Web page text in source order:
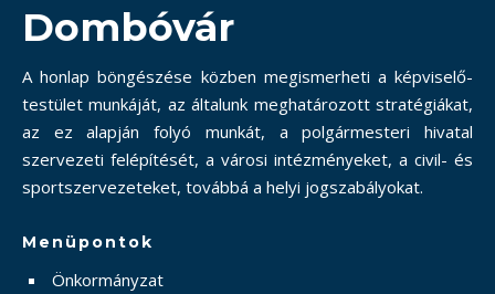
Dombóvár
A honlap böngészése közben megismerheti a képviselő-
testület munkáját, az általunk meghatározott stratégiákat,
az ez alapján folyó munkát, a polgármesteri hivatal
szervezeti felépítését, a városi intézményeket, a civil- és
sportszervezeteket, továbbá a helyi jogszabályokat.
Menüpontok
Önkormányzat